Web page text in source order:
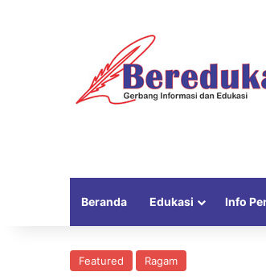
Beranda Edukasi Info
Featured Ragam